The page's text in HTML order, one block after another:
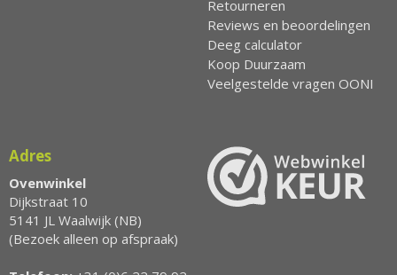
Retourneren
Reviews en beoordelingen
Deeg calculator
Koop Duurzaam
Veelgestelde vragen OONI
Adres
Ovenwinkel
Dijkstraat 10
5141 JL Waalwijk (NB)
(Bezoek alleen op afspraak)